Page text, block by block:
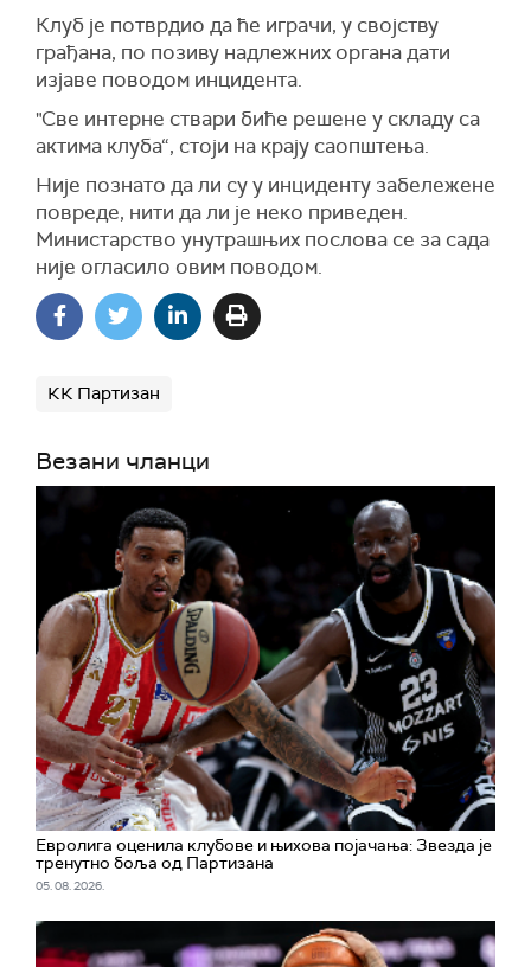
Клуб је потврдио да ће играчи, у својству
грађана, по позиву надлежних органа дати
изјаве поводом инцидента.
"Све интерне ствари биће решене у складу са
актима клуба“, стоји на крају саопштења.
Није познато да ли су у инциденту забележене
повреде, нити да ли је неко приведен.
Министарство унутрашњих послова се за сада
није огласило овим поводом.
КК Партизан
Везани чланци
Евролига оценила клубове и њихова појачања: Звезда је
тренутно боља од Партизана
05. 08. 2026.